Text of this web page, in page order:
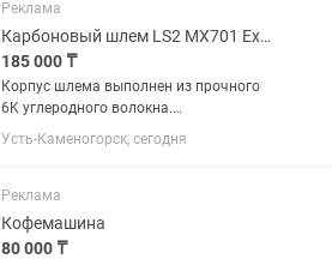
системыДа Управление
исполнительными...
Реклама
Карбоновый шлем LS2 MX701 Explorer
185 000 ₸
Корпус шлема выполнен из прочного
6K углеродного волокна.
Комплектация включает
солнцезащитный козырек и визор с
также дополнительные чехлы и
аксессуары для...
Усть-Каменогорск, сегодня
Реклама
Кофемашина
80 000 ₸